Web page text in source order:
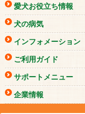
愛犬お役立ち情報
犬の病気
インフォメーション
ご利用ガイド
サポートメニュー
企業情報